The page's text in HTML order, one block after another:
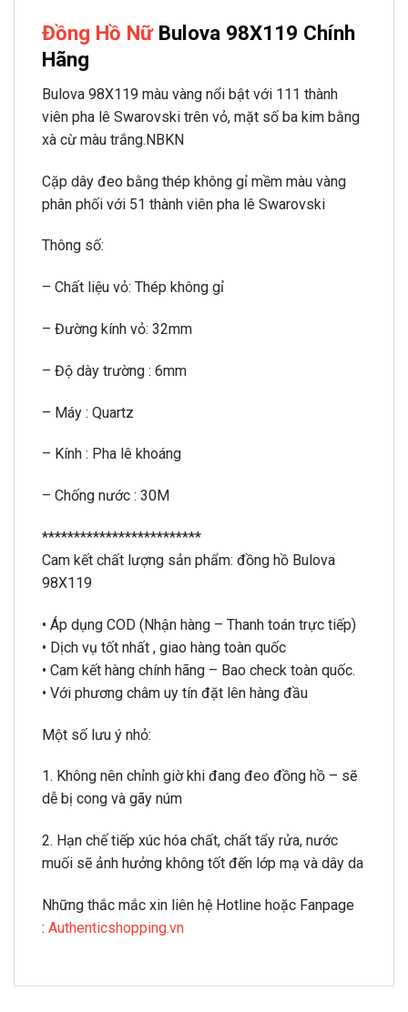
Đồng Hồ NữBulova 98X119 Chính
Hãng
Bulova 98X119 màu vàng nổi bật với 111 thành
viên pha lê Swarovski trên vỏ, mặt số ba kim bằng
xà cừ màu trắng.NBKN
Cặp dây đeo bằng thép không gỉ mềm màu vàng
phân phối với 51 thành viên pha lê Swarovski
Thông số:
– Chất liệu vỏ: Thép không gỉ
– Đường kính vỏ: 32mm
– Độ dày trường : 6mm
– Máy : Quartz
– Kính : Pha lê khoáng
– Chống nước : 30M
*************************
Cam kết chất lượng sản phẩm: đồng hồ Bulova
98X119
• Áp dụng COD (Nhận hàng – Thanh toán trực tiếp)
• Dịch vụ tốt nhất , giao hàng toàn quốc
• Cam kết hàng chính hãng – Bao check toàn quốc.
• Với phương châm uy tín đặt lên hàng đầu
Một số lưu ý nhỏ:
1. Không nên chỉnh giờ khi đang đeo đồng hồ – sẽ
dễ bị cong và gãy núm
2. Hạn chế tiếp xúc hóa chất, chất tẩy rửa, nước
muối sẽ ảnh hưởng không tốt đến lớp mạ và dây da
Những thắc mắc xin liên hệ Hotline hoặc Fanpage
: Authenticshopping.vn